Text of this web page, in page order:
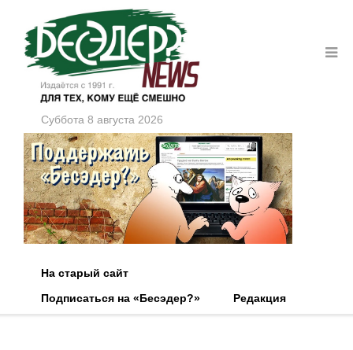
Суббота 8 августа 2026
На старый сайт
Подписаться на «Бесэдер?»
Редакция